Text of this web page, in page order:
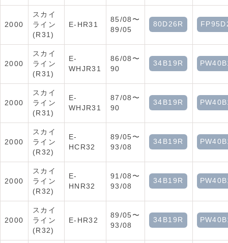
2000
スカイ
ライン
(R31)
E-HR31
85/08〜
89/05
80D26R
2000
スカイ
ライン
(R31)
E-
WHJR31
86/08〜
90
34B19R
2000
スカイ
ライン
(R31)
E-
WHJR31
87/08〜
90
34B19R
2000
スカイ
ライン
(R32)
E-
HCR32
89/05〜
93/08
34B19R
2000
スカイ
ライン
(R32)
E-
HNR32
91/08〜
93/08
34B19R
2000
スカイ
ライン
(R32)
E-HR32
89/05〜
93/08
34B19R